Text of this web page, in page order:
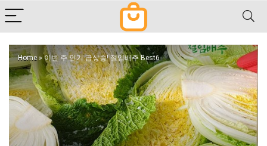
Home » 이번 주 인기 급상승! 절임배추 Best6